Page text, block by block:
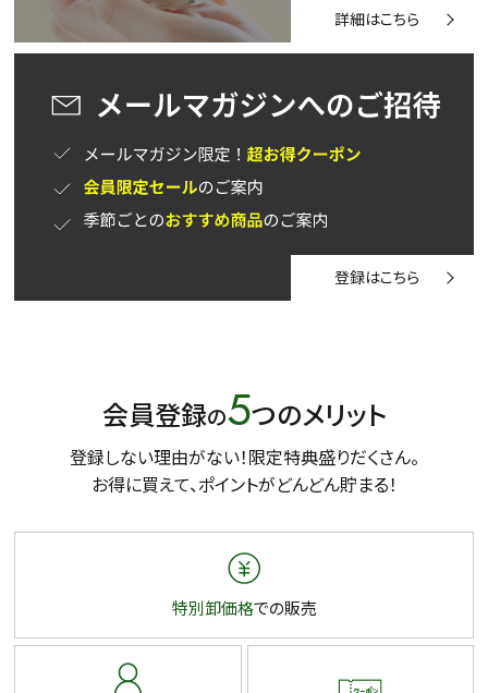
容量を選択
検索
詳細はこちら
登録はこちら
会員登録の5つのメリット
登録しない理由がない！限定特典盛りだくさん。
お得に買えて、ポイントがどんどん貯まる！
特別卸価格での販売